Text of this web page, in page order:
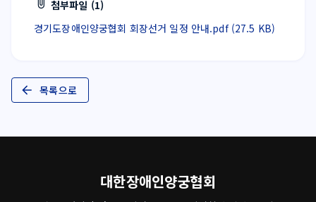
첨부파일 (1)
경기도장애인양궁협회 회장선거 일정 안내.pdf (27.5 KB)
목록으로
대한장애인양궁협회